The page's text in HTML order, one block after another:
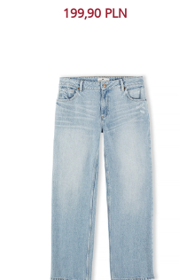
199,90 PLN